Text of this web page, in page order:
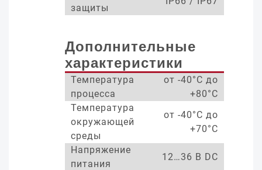
защиты
Дополнительные
характеристики
Температура
процесса
от -40°С до
+80°С
Температура
окружающей
среды
от -40°С до
+70°С
Напряжение
питания
12…36 В DC